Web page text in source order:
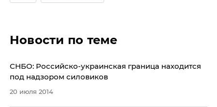
Новости по теме
СНБО: Российско-украинская граница находится
под надзором силовиков
20 июля 2014